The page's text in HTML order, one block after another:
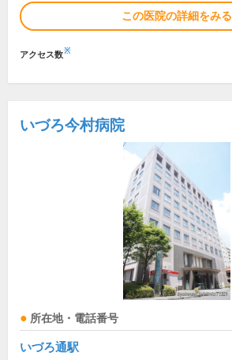
この医院の詳細をみる
アクセス数※
いづろ今村病院
所在地・電話番号
いづろ通駅